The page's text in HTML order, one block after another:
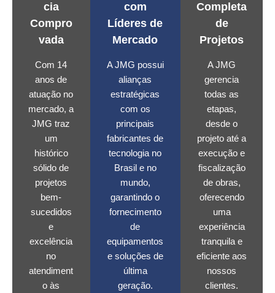
cia
Compro
vada
Com 14
anos de
atuação no
mercado, a
JMG traz
um
histórico
sólido de
projetos
bem-
sucedidos
e
excelência
no
atendiment
o às
com
Líderes de
Mercado
A JMG possui
alianças
estratégicas
com os
principais
fabricantes de
tecnologia no
Brasil e no
mundo,
garantindo o
fornecimento
de
equipamentos
e soluções de
última
geração.
Completa
de
Projetos
A JMG
gerencia
todas as
etapas,
desde o
projeto até a
execução e
fiscalização
de obras,
oferecendo
uma
experiência
tranquila e
eficiente aos
nossos
clientes.